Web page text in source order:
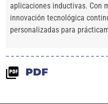
aplicaciones inductivas. Con
innovación tecnológica
personalizadas para
PDF